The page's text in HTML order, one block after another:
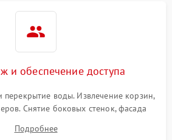
и обеспечение доступа
перекрытие воды. Извлечение корзин,
Снятие боковых стенок, фасада
насосу, ТЭНу и сливной помпе.
Подробнее